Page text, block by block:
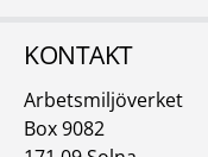
KONTAKT
Arbetsmiljöverket
Box 9082